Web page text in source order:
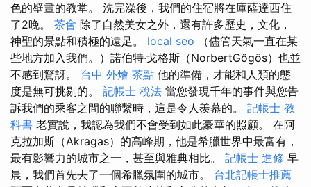
色的壁畫的教堂。 洗完澡後，我們的住宿將在庫薩達西住
了2晚。 茶會 除了自然美女之外，還有許多歷史，文化，
神聖的景點和積極的遠足。 local seo （儘管天氣一直在某
些地方加入我們。）諾伯特·戈格斯（NorbertGőgös）也並
不感到驚訝。 台中 外燴 茶點 他的準備，才能和人類的態
度是無可挑剔的。 記帳士 稅法 當您發現千年的事件與您告
訴我們的乘客之間的聯繫時，這是令人羨慕的。 記帳士 教
科書 老實說，我認為我們不會受到如此豪華的照顧。 在阿
克拉加斯（Akragas）的高峰期，他是希臘世界中最富有，
最有影響力的城市之一，甚至與雅典相比。 記帳士 進修 早
晨，我們首先去了一個希臘氛圍的城市。 台北記帳士推薦